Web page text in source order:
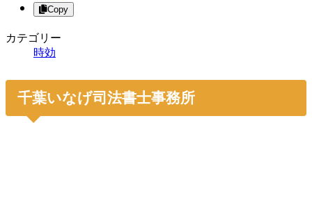
Copy
カテゴリー
時効
千葉いなげ司法書士事務所